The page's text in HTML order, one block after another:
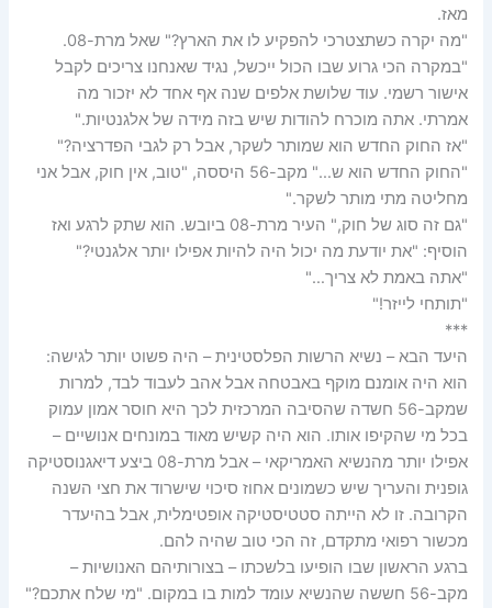
מאז.
"מה יקרה כשתצטרכי להפקיע לו את הארץ?" שאל מרת-08.
"במקרה הכי גרוע שבו הכול ייכשל, נגיד שאנחנו צריכים לקבל
אישור רשמי. עוד שלושת אלפים שנה אף אחד לא יזכור מה
אמרתי. אתה מוכרח להודות שיש בזה מידה של אלגנטיות."
"אז החוק החדש הוא שמותר לשקר, אבל רק לגבי הפדרציה?"
"החוק החדש הוא ש…" מקב-56 היססה, "טוב, אין חוק, אבל אני
מחליטה מתי מותר לשקר."
"גם זה סוג של חוק," העיר מרת-08 ביובש. הוא שתק לרגע ואז
הוסיף: "את יודעת מה יכול היה להיות אפילו יותר אלגנטי?"
"אתה באמת לא צריך…"
"תותחי לייזר!"
***
היעד הבא – נשיא הרשות הפלסטינית – היה פשוט יותר לגישה:
הוא היה אומנם מוקף באבטחה אבל אהב לעבוד לבד, למרות
שמקב-56 חשדה שהסיבה המרכזית לכך היא חוסר אמון עמוק
בכל מי שהקיפו אותו. הוא היה קשיש מאוד במונחים אנושיים –
אפילו יותר מהנשיא האמריקאי – אבל מרת-08 ביצע דיאגנוסטיקה
גופנית והעריך שיש כשמונים אחוז סיכוי שישרוד את חצי השנה
הקרובה. זו לא הייתה סטטיסטיקה אופטימלית, אבל בהיעדר
מכשור רפואי מתקדם, זה הכי טוב שהיה להם.
ברגע הראשון שבו הופיעו בלשכתו – בצורותיהם האנושיות –
מקב-56 חששה שהנשיא עומד למות בו במקום. "מי שלח אתכם?"